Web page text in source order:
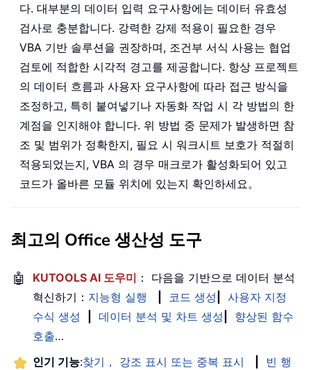
다. 대부분의 데이터 입력 요구사항에는 데이터 유효성
검사로 충분합니다. 강력한 강제 적용이 필요한 경우
VBA 기반 솔루션을 권장하며, 조건부 서식 사용는 협업
검토에 적합한 시각적 경고를 제공합니다. 항상 프로젝트
의 데이터 흐름과 사용자 요구사항에 따라 접근 방식을
조정하고, 특히 붙여넣기나 자동화 작업 시 각 방법의 한
계점을 인지해야 합니다. 위 방법 중 문제가 발생하면 참
조 및 범위가 정확한지, 필요 시 워크시트 보호가 적절히
적용되었는지, VBA 의 경우 매크로가 활성화되어 있고
코드가 올바른 모듈 위치에 있는지 확인하세요。
최고의 Office 생산성 도구
🤖 KUTOOLS AI 도우미 ： 다음을 기반으로 데이터 분석
혁신하기： 지능형 실행 코드 생성
사용자 지정
수식 생성
데이터 분석 및 차트 생성
향상된 함수
호출…
인기 기능:찾기， 강조 표시 또는 중복 표시
빈 행